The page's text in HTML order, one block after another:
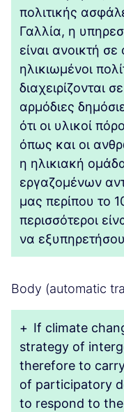
πολιτικής
Γαλλία, η
είναι ανοικτή σε
ηλικιωμένοι
διαχειρίζονται
αρμόδιες
ότι οι υλικοί
όπως και οι
η ηλικιακή
εργαζομένων
μας περίπου το
περισσότεροι
να
Body (automatic
+ If climate
strategy of
therefore to
of participatory
to respond to